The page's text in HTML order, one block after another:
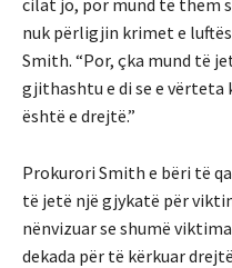
nuk përligjin krimet e
Smith. “Por, çka mund të
gjithashtu e di se e vërteta
është e drejtë.”
Prokurori Smith e bëri të
të jetë një gjykatë për
nënvizuar se shumë
dekada për të kërkuar